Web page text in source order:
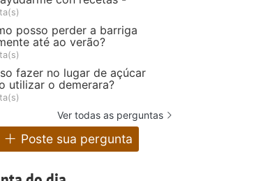
posso perder a barriga
até ao verão?
fazer no lugar de açúcar
utilizar o demerara?
Ver todas as perguntas
Poste sua pergunta